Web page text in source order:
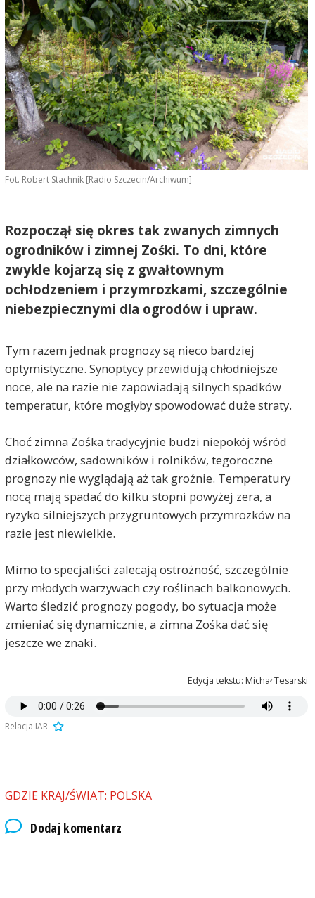
Fot. Robert Stachnik [Radio Szczecin/Archiwum]
Rozpoczął się okres tak zwanych zimnych
ogrodników i zimnej Zośki. To dni, które
zwykle kojarzą się z gwałtownym
ochłodzeniem i przymrozkami, szczególnie
niebezpiecznymi dla ogrodów i upraw.
Tym razem jednak prognozy są nieco bardziej
optymistyczne. Synoptycy przewidują chłodniejsze
noce, ale na razie nie zapowiadają silnych spadków
temperatur, które mogłyby spowodować duże straty.
Choć zimna Zośka tradycyjnie budzi niepokój wśród
działkowców, sadowników i rolników, tegoroczne
prognozy nie wyglądają aż tak groźnie. Temperatury
nocą mają spadać do kilku stopni powyżej zera, a
ryzyko silniejszych przygruntowych przymrozków na
razie jest niewielkie.
Mimo to specjaliści zalecają ostrożność, szczególnie
przy młodych warzywach czy roślinach balkonowych.
Warto śledzić prognozy pogody, bo sytuacja może
zmieniać się dynamicznie, a zimna Zośka dać się
jeszcze we znaki.
Edycja tekstu: Michał Tesarski
Relacja IAR
GDZIE KRAJ/ŚWIAT: POLSKA
Dodaj komentarz